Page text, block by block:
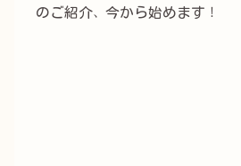
のご紹介、今から始めます！